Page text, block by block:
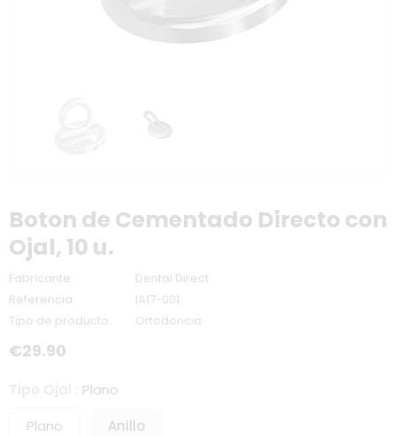
Boton de Cementado Directo con
Ojal, 10 u.
Fabricante:
Dental Direct
Referencia:
IA17-001
Tipo de producto:
Ortodoncia
€29.90
Plano
Plano
Anillo